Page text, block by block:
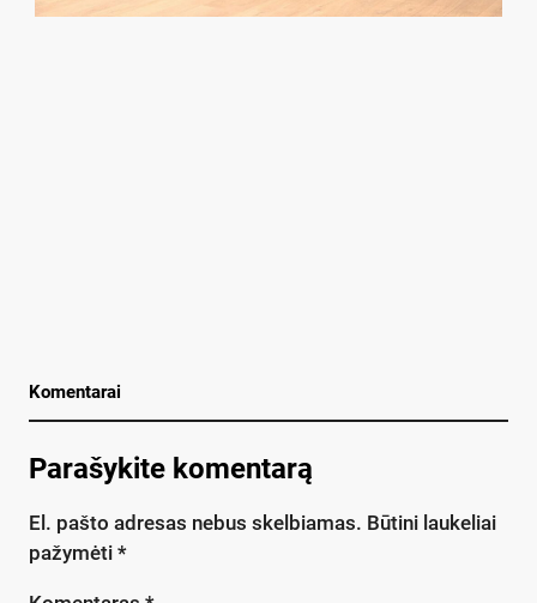
Komentarai
Parašykite komentarą
El. pašto adresas nebus skelbiamas. Būtini laukeliai
pažymėti *